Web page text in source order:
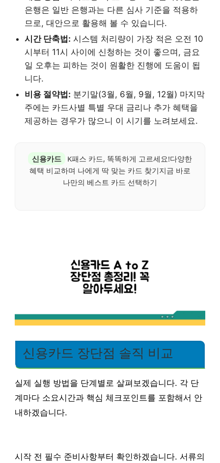
은행은 일반 은행과는 다른 심사 기준을 적용하
므로, 대안으로 활용해 볼 수 있습니다.
시간 단축법: 시스템 처리량이 가장 적은 오전 10
시부터 11시 사이에 신청하는 것이 좋으며, 금요
일 오후는 피하는 것이 원활한 진행에 도움이 됩
니다.
비용 절약법: 분기말(3월, 6월, 9월, 12월) 마지막
주에는 카드사별 특별 우대 금리나 추가 혜택을
제공하는 경우가 많으니 이 시기를 노려보세요.
신용카드
K패스 카드, 똑똑하게 고르세요!다양한
혜택 비교하며 나에게 딱 맞는 카드 찾기지금 바로
나만의 베스트 카드 선택하기
신용카드 장단점 솔직 비교
실제 실행 방법을 단계별로 살펴보겠습니다. 각 단
계마다 소요시간과 핵심 체크포인트를 포함해서 안
내하겠습니다.
시작 전 필수 준비사항부터 확인하겠습니다. 서류의